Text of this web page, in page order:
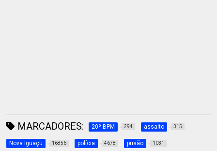
MARCADORES: 20º BPM 294 assalto 315
Nova Iguaçu 16856 polícia 4678 prisão 1031